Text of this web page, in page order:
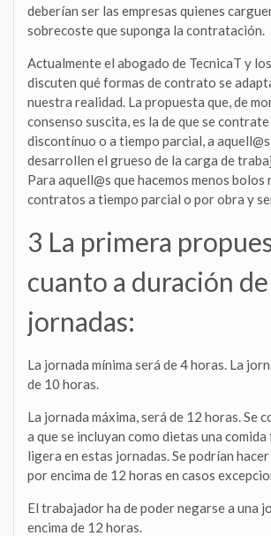
deberían ser las empresas quienes
sobrecoste que suponga la contratación.
Actualmente el abogado de TecnicaT y
discuten qué formas de contrato se
nuestra realidad. La propuesta que, de
consenso suscita, es la de que se
discontínuo o a tiempo parcial, a
desarrollen el grueso de la carga de
Para aquell@s que hacemos menos bolos
contratos a tiempo parcial o por obra y
3 La primera
cuanto a duración de
jornadas:
La jornada mínima será de 4 horas. La
de 10 horas.
La jornada máxima, será de 12 horas. Se
a que se incluyan como dietas una
ligera en estas jornadas. Se podrían
por encima de 12 horas en casos
El trabajador ha de poder negarse a una
encima de 12 horas.